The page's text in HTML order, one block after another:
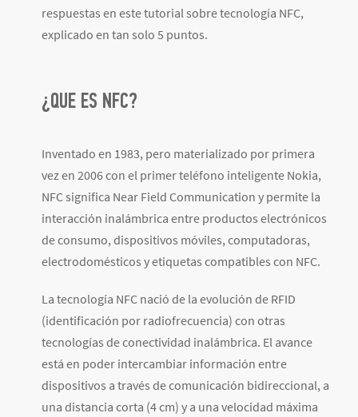
respuestas en este tutorial sobre tecnología NFC,
explicado en tan solo 5 puntos.
¿QUE ES NFC?
Inventado en 1983, pero materializado por primera
vez en 2006 con el primer teléfono inteligente Nokia,
NFC significa Near Field Communication y permite la
interacción inalámbrica entre productos electrónicos
de consumo, dispositivos móviles, computadoras,
electrodomésticos y etiquetas compatibles con NFC.
La tecnología NFC nació de la evolución de RFID
(identificación por radiofrecuencia) con otras
tecnologías de conectividad inalámbrica. El avance
está en poder intercambiar información entre
dispositivos a través de comunicación bidireccional, a
una distancia corta (4 cm) y a una velocidad máxima